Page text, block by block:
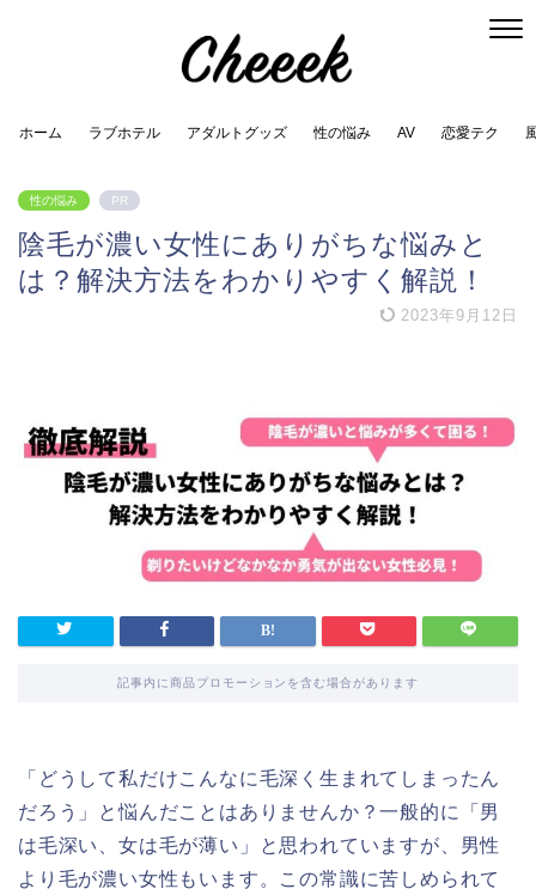
ホーム ラブホテル アダルトグッズ 性の悩み AV 恋愛テク
性の悩み PR
陰毛が濃い女性にありがちな悩みと
は？解決方法をわかりやすく解説！
2023年9月12日
記事内に商品プロモーションを含む場合があります
「どうして私だけこんなに毛深く生まれてしまったん
だろう」と悩んだことはありませんか？一般的に「男
は毛深い、女は毛が薄い」と思われていますが、男性
より毛が濃い女性もいます。この常識に苦しめられて